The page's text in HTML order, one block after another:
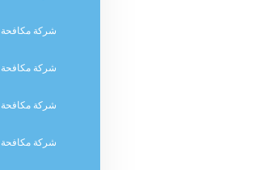
شركة
شركة
شركة
شركة